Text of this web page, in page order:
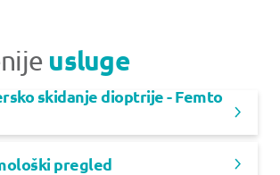
usluge
skidanje dioptrije - Femto
pregled